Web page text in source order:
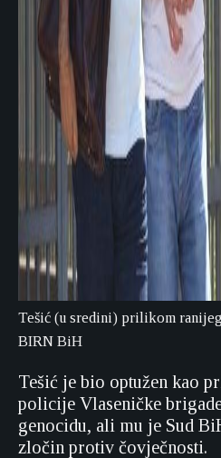
Tešić (u sredini) prilikom ranijeg
BIRN BiH
Tešić je bio optužen kao
policije Vlaseničke
genocidu, ali mu je Sud
zločin protiv čovječnosti.